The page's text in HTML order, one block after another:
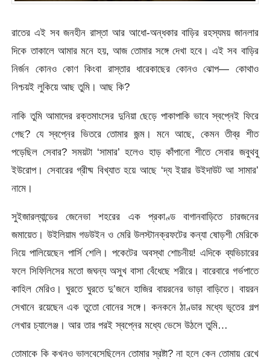
রাতের এই সব জনহীন রাস্তা আর আধো-অন্ধকার বাড়ির রহস্যময় জানলার
দিকে তাকালে আমার মনে হয়, আজ তোমার সঙ্গে দেখা হবে। এই সব বাড়ির
নির্জন কোনও কোণ কিংবা রাস্তার ধারেকাছের কোনও ঝোপ— কোথাও
নিশ্চয়ই লুকিয়ে আছ তুমি। আছ কি?
নাকি তুমি আমাদের রক্তমাংসের দুনিয়া ছেড়ে পাকাপাকি ভাবে স্বপ্নেই ফিরে
গেছ? যে স্বপ্নের ভিতরে তোমার জন্ম। মনে আছে, কেমন তীব্র শীত
পড়েছিল সেবার? সময়টা ‘সামার’ হলেও হাড় কাঁপানো শীতে সেবার জবুথবু
ইউরোপ। সেবারের গ্রীষ্ম বিখ্যাত হয়ে আছে ‘দ্য ইয়ার উইদাউট আ সামার’
নামে।
সুইজারল্যান্ডের জেনেভা শহরের এক প্রকাণ্ড বাগানবাড়িতে চারজনের
জমায়েত। উইলিয়াম গডউইন ও মেরি উলস্টানক্রফটের কন্যা ষোড়শী মেরিকে
নিয়ে পালিয়েছেন পার্সি শেলি। পকেটের অবস্থা শোচনীয়! এদিকে ব্যভিচারের
ফলে সিফিলিসের মতো জঘন্য অসুখ বাসা বেঁধেছে শরীরে। বারেবারে গর্ভপাতে
কাহিল মেরিও। ঘুরতে ঘুরতে দু’জনে হাজির বায়রন‌ের ভাড়া বাড়িতে। বায়রন
সেখানে রয়েছেন এক তুতো বোনের সঙ্গে। কনকনে ঠাণ্ডার মধ্যে ভূতের গল্প
লেখার চ্যালেঞ্জ। আর তার পরই স্বপ্নের মধ্যে ভেসে উঠলে তুমি…
তোমাকে কি কখনও ভালবেসেছিলেন তোমার স্রষ্টা? না হলে কেন তোমায় রেখে